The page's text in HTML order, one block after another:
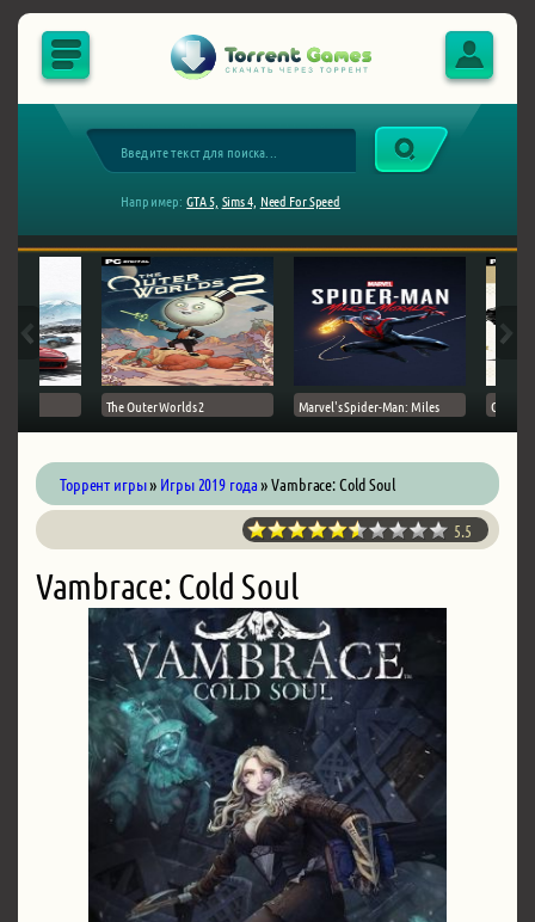
Например: GTA 5, Sims 4, Need For Speed
The Outer Worlds 2 Marvel's Spider-Man: Miles Ghost
Торрент игры» Игры 2019 года» Vambrace: Cold Soul
5.5
Vambrace: Cold Soul